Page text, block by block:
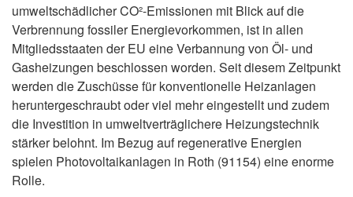
umweltschädlicher CO²-Emissionen mit Blick auf die
Verbrennung fossiler Energievorkommen, ist in allen
Mitgliedsstaaten der EU eine Verbannung von Öl- und
Gasheizungen beschlossen worden. Seit diesem Zeitpunkt
werden die Zuschüsse für konventionelle Heizanlagen
heruntergeschraubt oder viel mehr eingestellt und zudem
die Investition in umweltverträglichere Heizungstechnik
stärker belohnt. Im Bezug auf regenerative Energien
spielen Photovoltaikanlagen in Roth (91154) eine enorme
Rolle.